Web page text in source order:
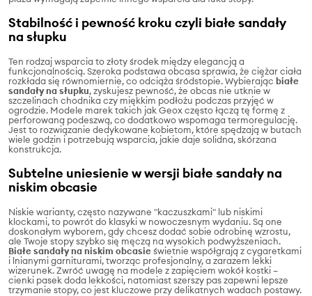
Stabilność i pewność kroku czyli białe sandały
na słupku
Ten rodzaj wsparcia to złoty środek między elegancją a
funkcjonalnością. Szeroka podstawa obcasa sprawia, że ciężar ciała
rozkłada się równomiernie, co odciąża śródstopie. Wybierając białe
sandały na słupku, zyskujesz pewność, że obcas nie utknie w
szczelinach chodnika czy miękkim podłożu podczas przyjęć w
ogrodzie. Modele marek takich jak Geox często łączą tę formę z
perforowaną podeszwą, co dodatkowo wspomaga termoregulację.
Jest to rozwiązanie dedykowane kobietom, które spędzają w butach
wiele godzin i potrzebują wsparcia, jakie daje solidna, skórzana
konstrukcja.
Subtelne uniesienie w wersji białe sandały na
niskim obcasie
Niskie warianty, często nazywane "kaczuszkami" lub niskimi
klockami, to powrót do klasyki w nowoczesnym wydaniu. Są one
doskonałym wyborem, gdy chcesz dodać sobie odrobinę wzrostu,
ale Twoje stopy szybko się męczą na wysokich podwyższeniach.
Białe sandały na niskim obcasieświetnie współgrają z cygaretkami
i lnianymi garniturami, tworząc profesjonalny, a zarazem lekki
wizerunek. Zwróć uwagę na modele z zapięciem wokół kostki –
cienki pasek doda lekkości, natomiast szerszy pas zapewni lepsze
trzymanie stopy, co jest kluczowe przy delikatnych wadach postawy.